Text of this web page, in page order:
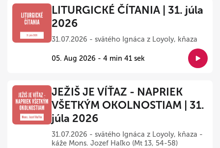
LITURGICKÉ ČÍTANIA | 31. júla
2026
31.07.2026 - svätého Ignáca z Loyoly, kňaza
05. Aug 2026 - 4 min 41 sek
JEŽIŠ JE VÍŤAZ - NAPRIEK
VŠETKÝM OKOLNOSTIAM | 31.
júla 2026
31.07.2026 - svätého Ignáca z Loyoly, kňaza -
káže Mons. Jozef Haľko (Mt 13, 54-58)